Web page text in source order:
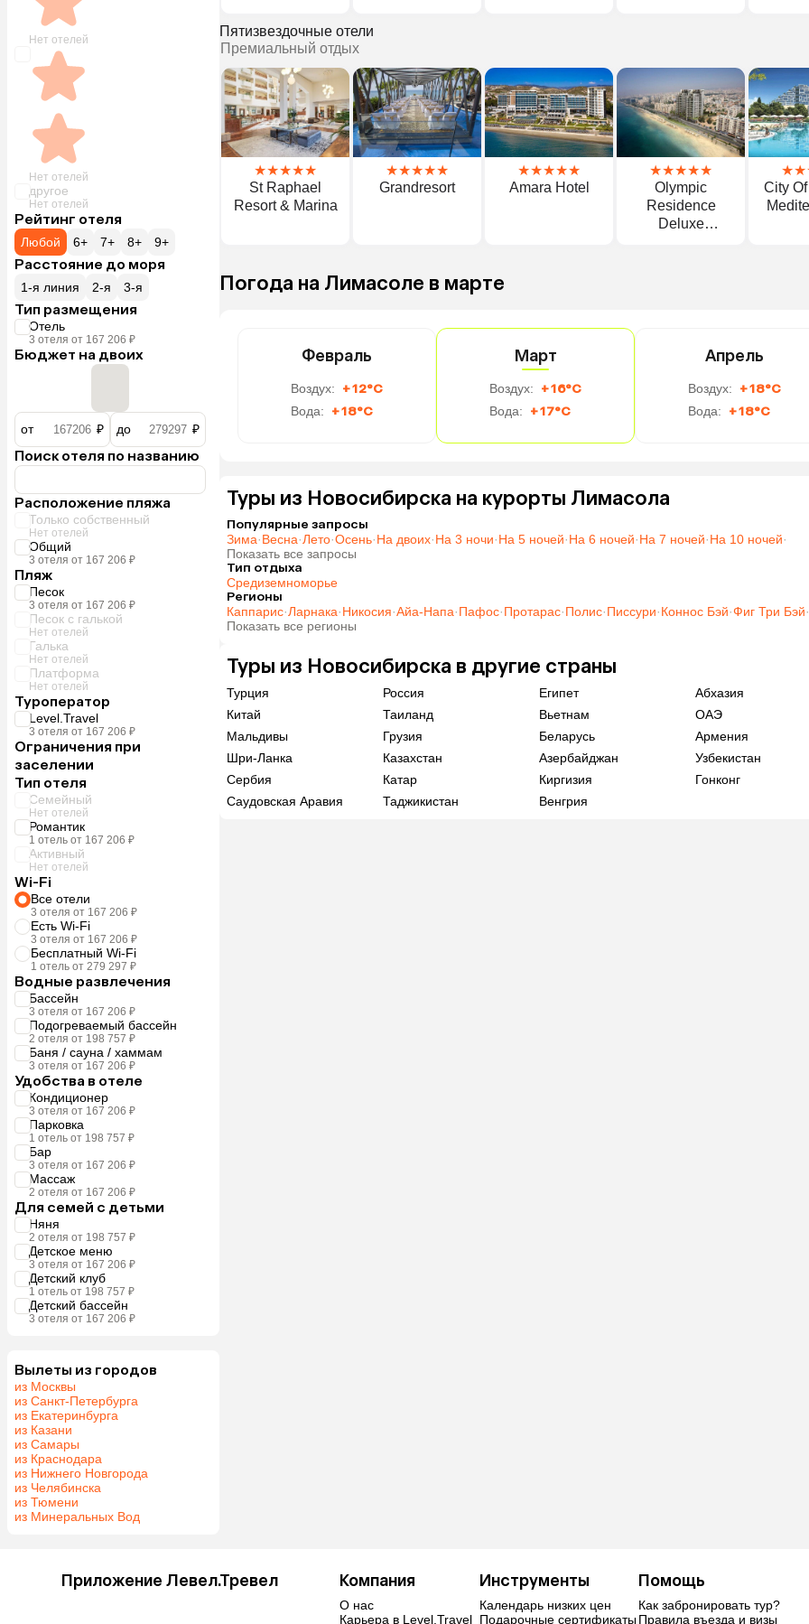
Нет отелей
Нет отелей
другое
Нет отелей
Рейтинг отеля
Любой 6+ 7+ 8+ 9+
Расстояние до моря
1-я линия 2-я 3-я
Тип размещения
Отель
3 отеля от 167 206 ₽
Бюджет на двоих
от ₽ до ₽
Поиск отеля по названию
Расположение пляжа
Только собственный
Нет отелей
Общий
3 отеля от 167 206 ₽
Пляж
Песок
3 отеля от 167 206 ₽
Песок с галькой
Нет отелей
Галька
Нет отелей
Платформа
Нет отелей
Туроператор
Level.Travel
3 отеля от 167 206 ₽
Ограничения при
заселении
Тип отеля
Семейный
Нет отелей
Романтик
1 отель от 167 206 ₽
Активный
Нет отелей
Wi-Fi
Все отели
3 отеля от 167 206 ₽
Есть Wi-Fi
3 отеля от 167 206 ₽
Бесплатный Wi-Fi
1 отель от 279 297 ₽
Водные развлечения
Бассейн
3 отеля от 167 206 ₽
Подогреваемый бассейн
2 отеля от 198 757 ₽
Баня / сауна / хаммам
3 отеля от 167 206 ₽
Удобства в отеле
Кондиционер
3 отеля от 167 206 ₽
Парковка
1 отель от 198 757 ₽
Бар
3 отеля от 167 206 ₽
Массаж
2 отеля от 167 206 ₽
Для семей с детьми
Няня
2 отеля от 198 757 ₽
Детское меню
3 отеля от 167 206 ₽
Детский клуб
1 отель от 198 757 ₽
Детский бассейн
3 отеля от 167 206 ₽
Вылеты из городов
из Москвы
из Санкт-Петербурга
из Екатеринбурга
из Казани
из Самары
из Краснодара
из Нижнего Новгорода
из Челябинска
из Тюмени
из Минеральных Вод
Пятизвездочные отели
Премиальный отдых
★★★★★
St Raphael
Resort & Marina
★★★★★
Grandresort
★★★★★
Amara Hotel
★★★★★
Olympic
Residence
Deluxe
★★
City
Погода на Лимасоле в марте
Февраль
Воздух: +12°C
Вода: +18°C
Март
Воздух: +16°C
Вода: +17°C
Апрель
Воздух: +18°C
Вода: +18°C
Туры из Новосибирска на курорты Лимасола
Популярные запросы
Зима·Весна·Лето·Осень·На двоих·На 3 ночи·На 5 ночей·На 6 ночей·На 7 ночей·На 10 ночей·
Показать все запросы
Тип отдыха
Средиземноморье
Регионы
Каппарис·Ларнака·Никосия·Айа-Напа·Пафос·Протарас·Полис·Писсури·Коннос Бэй·Фиг Три Бэй·
Показать все регионы
Туры из Новосибирска в другие страны
Турция Россия Египет
Абхазия
Китай
Таиланд Вьетнам
ОАЭ
Мальдивы
Грузия Беларусь
Армения
Шри-Ланка
Казахстан Азербайджан
Узбекистан
Сербия
Катар Киргизия
Гонконг
Саудовская Аравия
Таджикистан Венгрия
Приложение Левел.Тревел Компания
О нас
Карьера в Level.Travel
Инструменты
Календарь низких цен
Подарочные сертификаты
Помощь
Как забронировать тур?
Правила въезда и визы